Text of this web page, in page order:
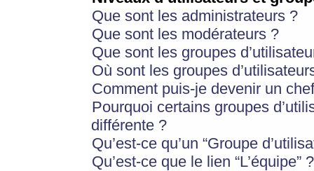
Que sont les administrateurs ?
Que sont les modérateurs ?
Que sont les groupes
Où sont les groupes
Comment puis-je devenir un
Pourquoi certains groupes
différente ?
Qu’est-ce qu’un “Groupe
Qu’est-ce que le lien “L’équipe” ?